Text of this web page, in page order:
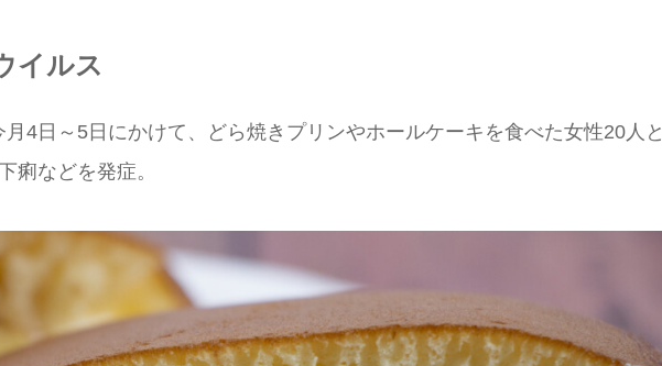
イルス
4日～5日にかけて、どら焼きプリンやホールケーキを食べた女性20人と
痢などを発症。